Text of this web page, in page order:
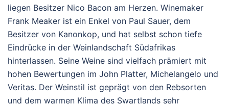
liegen Besitzer Nico Bacon am Herzen. Winemaker
Frank Meaker ist ein Enkel von Paul Sauer, dem
Besitzer von Kanonkop, und hat selbst schon tiefe
Eindrücke in der Weinlandschaft Südafrikas
hinterlassen. Seine Weine sind vielfach prämiert mit
hohen Bewertungen im John Platter, Michelangelo und
Veritas. Der Weinstil ist geprägt von den Rebsorten
und dem warmen Klima des Swartlands sehr